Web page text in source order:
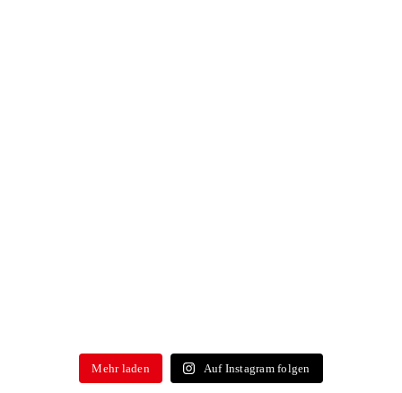
Mehr laden Auf Instagram folgen